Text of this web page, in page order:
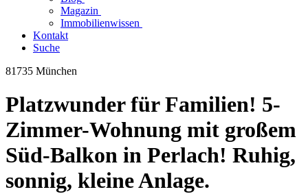
Magazin
Immobilienwissen
Kontakt
Suche
81735 München
Platzwunder für Familien! 5-
Zimmer-Wohnung mit großem
Süd-Balkon in Perlach! Ruhig,
sonnig, kleine Anlage.